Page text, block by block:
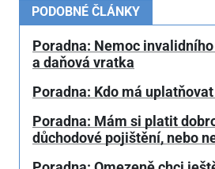
PODOBNÉ ČLÁNKY
Poradna: Nemoc
a daňová vratka
Poradna: Kdo má
Poradna: Mám si platit
důchodové pojištění, nebo